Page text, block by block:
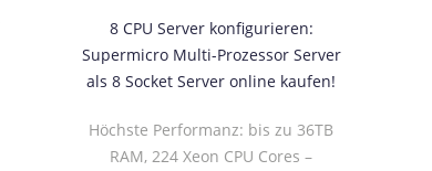
8 CPU Server konfigurieren:
Supermicro Multi-Prozessor Server
als 8 Socket Server online kaufen!
Höchste Performanz: bis zu 36TB
RAM, 224 Xeon CPU Cores –